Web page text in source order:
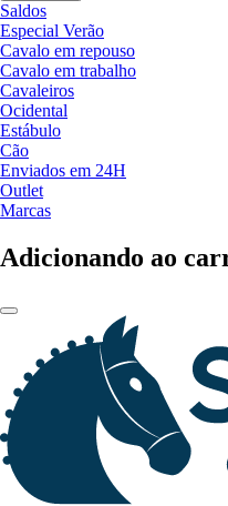
Saldos
Especial Verão
Cavalo em repouso
Cavalo em trabalho
Cavaleiros
Ocidental
Estábulo
Cão
Enviados em 24H
Outlet
Marcas
Adicionando ao